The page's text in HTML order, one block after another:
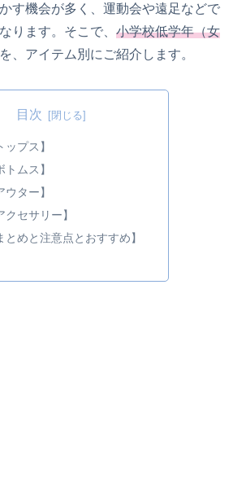
す機会が多く、運動会や遠足などで
ります。そこで、 小学校低学年（女
、アイテム別にご紹介します。
目次
ップス】
トムス】
ウター】
クセサリー】
とめと注意点とおすすめ】